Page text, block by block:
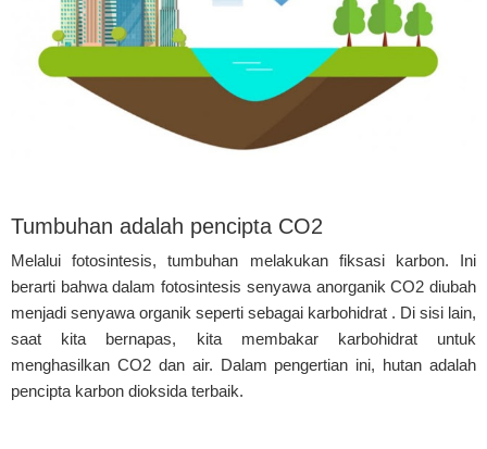
Tumbuhan adalah pencipta CO2
Melalui fotosintesis, tumbuhan melakukan fiksasi karbon. Ini
berarti bahwa dalam fotosintesis senyawa anorganik CO2 diubah
menjadi senyawa organik seperti sebagai karbohidrat . Di sisi lain,
saat kita bernapas, kita membakar karbohidrat untuk
menghasilkan CO2 dan air. Dalam pengertian ini, hutan adalah
pencipta karbon dioksida terbaik.